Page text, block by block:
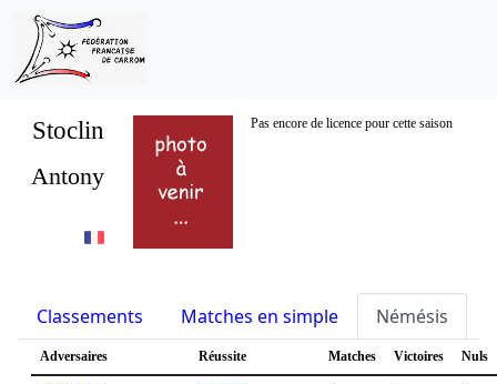
Stoclin Pas encore de licence pour cette saison
Antony
Classements Matches en simple Némésis
Adversaires Réussite Matches Victoires Nuls